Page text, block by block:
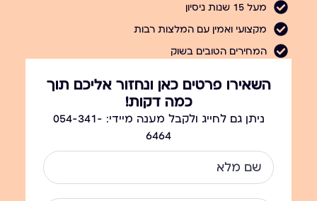
מעל 15 שנות ניסיון
מקצועי ואמין עם המלצות רבות
המחירים הטובים בשוק
השאירו פרטים כאן ונחזור אליכם תוך
כמה דקות!
ניתן גם לחייג ולקבל מענה מיידי: 054-341-
6464